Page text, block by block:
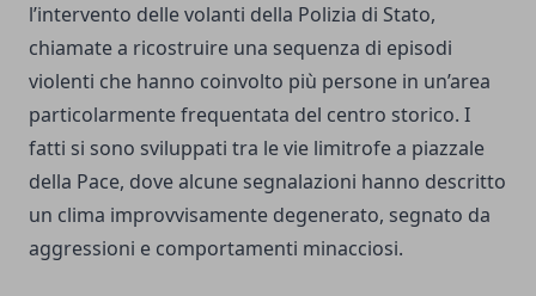
l’intervento delle volanti della Polizia di Stato,
chiamate a ricostruire una sequenza di episodi
violenti che hanno coinvolto più persone in un’area
particolarmente frequentata del centro storico. I
fatti si sono sviluppati tra le vie limitrofe a piazzale
della Pace, dove alcune segnalazioni hanno descritto
un clima improvvisamente degenerato, segnato da
aggressioni e comportamenti minacciosi.